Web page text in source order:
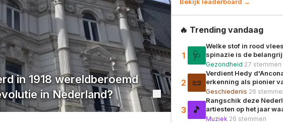
in 1918 wereldberoemd
in Nederland?
🔥 Trending vandaag
1 🩺
Welke stof in rood
spinazie is de
bouwsteen voor het
van zuurstof in het
Gezondheid 27 stemmen
2 📜
Verdient Hedy
erkenning als pionier
vrouwenemancipatie in
Nederland?
Geschiedenis 26
3 🎵
Rangschik deze
artiesten op het jaar
hun podiumnaam
Muziek 26 stemmen